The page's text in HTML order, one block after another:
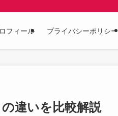
フィール プライバシーポリシー
違いを比較解説